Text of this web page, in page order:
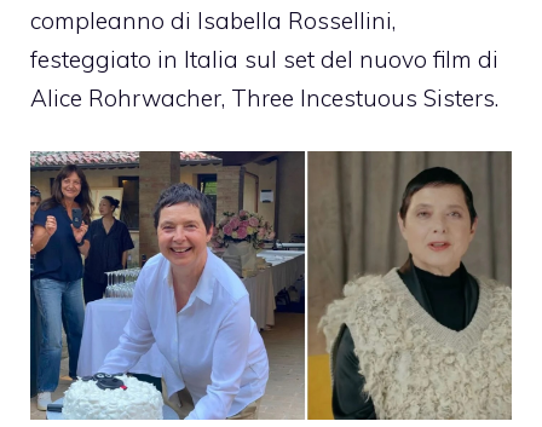
compleanno di Isabella Rossellini,
festeggiato in Italia sul set del nuovo film di
Alice Rohrwacher, Three Incestuous Sisters.